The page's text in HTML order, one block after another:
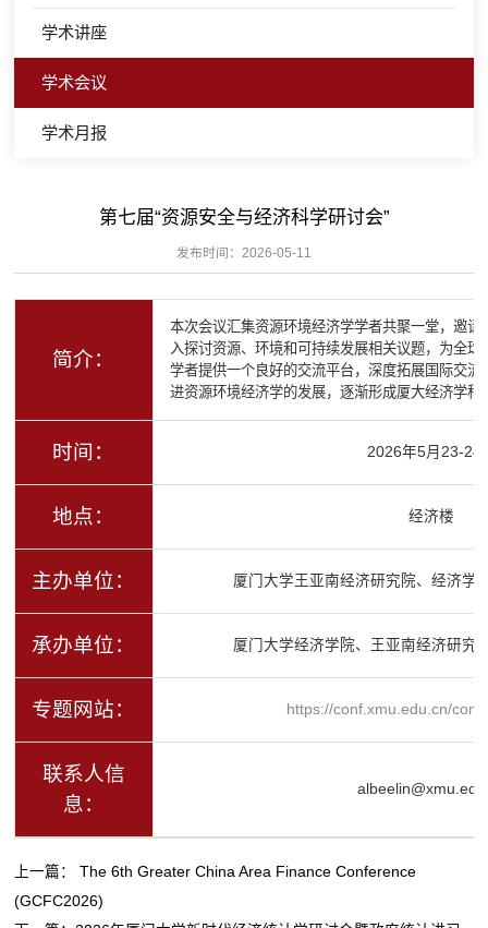
学术讲座
学术会议
学术月报
第七届“资源安全与经济科学研讨会”
发布时间：2026-05-11
简介：
本次会议汇集资源环境经济学学者共聚一堂，邀
入探讨资源、环境和可持续发展相关议题，为全
学者提供一个良好的交流平台，深度拓展国际交
进资源环境经济学的发展，逐渐形成厦大经济学科
时间： 2026年5月23-24
地点： 经济楼
主办单位： 厦门大学王亚南经济研究院、经济学
承办单位： 厦门大学经济学院、王亚南经济研究
专题网站： https://conf.xmu.edu.cn/
联系人信
息：
上一篇： The 6th Greater China Area Finance Conference
(GCFC2026)